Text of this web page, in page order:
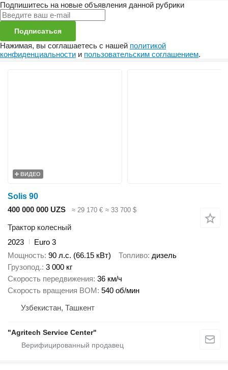
Подпишитесь на новые объявления данной рубрики
Подписаться
Нажимая, вы соглашаетесь с нашей политикой
конфиденциальности и пользовательским соглашением.
ВИДЕО
Solis 90
400 000 000 UZS
≈ 29 170 € ≈ 33 700 $
Трактор колесный
2023
Euro 3
Мощность 90 л.с. (66.15 кВт) Топливо дизель
Грузопод. 3 000 кг
Скорость передвижения 36 км/ч
Скорость вращения ВОМ 540 об/мин
Узбекистан, Ташкент
"Agritech Service Center"